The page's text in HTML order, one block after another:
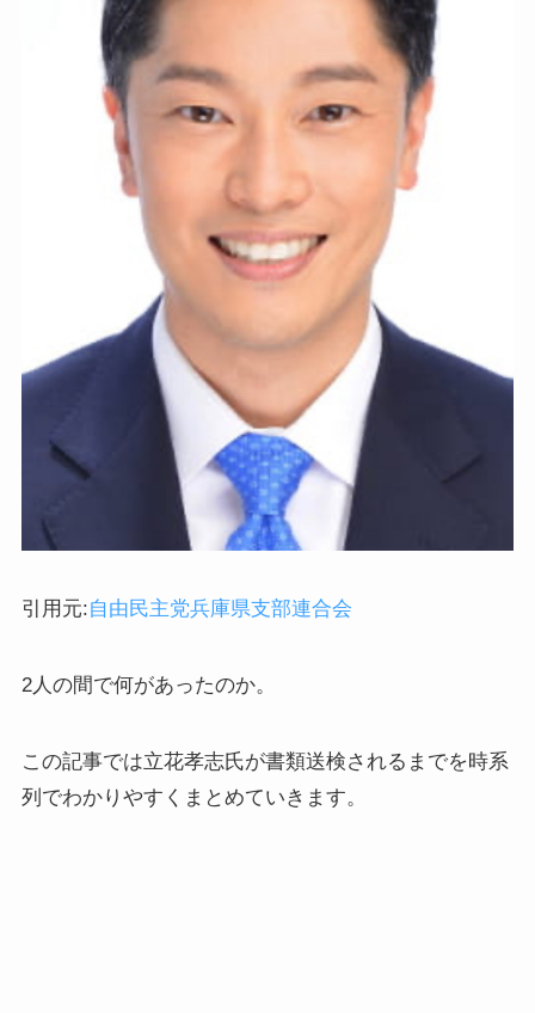
引用元:自由民主党兵庫県支部連合会
2人の間で何があったのか。
この記事では立花孝志氏が書類送検されるまでを時系
列でわかりやすくまとめていきます。